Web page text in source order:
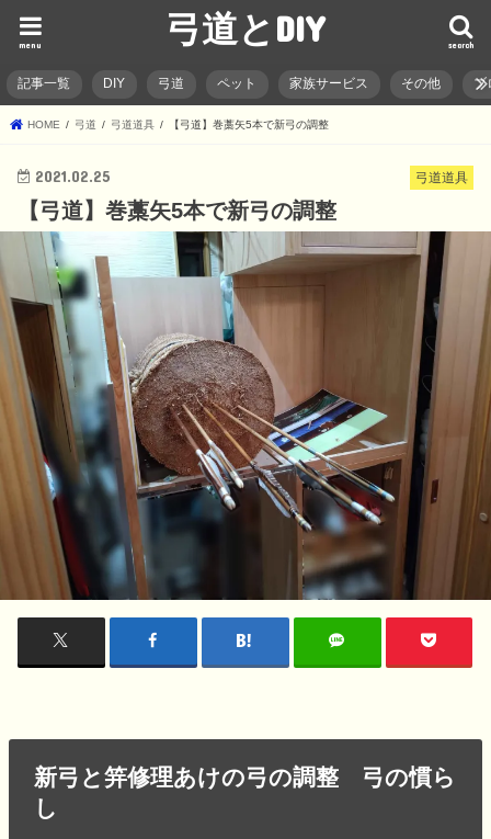
弓道とDIY search
menu
記事一覧 DIY 弓道 ペット 家族サービス その他 ブ
HOME 弓道 弓道道具 【弓道】巻藁矢5本で新弓の調整
弓道道具
2021.02.25
【弓道】巻藁矢5本で新弓の調整
新弓と笄修理あけの弓の調整 弓の慣ら
し